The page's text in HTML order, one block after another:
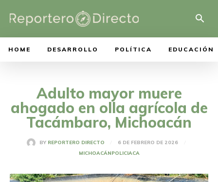
HOME DESARROLLO POLÍTICA EDUCACIÓN
Adulto mayor muere
ahogado en olla agrícola de
Tacámbaro, Michoacán
BY REPORTERO DIRECTO
6 DE FEBRERO DE 2026
MICHOACÁNPOLICIACA